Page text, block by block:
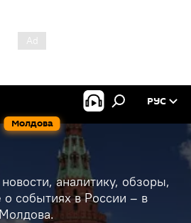
Молдова
РУС
аналитику, обзоры,
о событиях в России – в